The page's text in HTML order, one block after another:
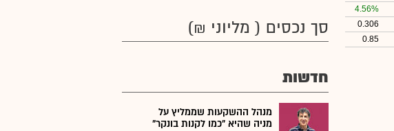
4.56%
0.306
0.85
סך נכסים ( מליוני ₪)
חדשות
מנהל ההשקעות שממליץ על
מניה שהיא "כמו לקנות בונקר"